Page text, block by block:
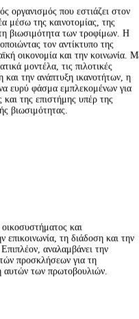
οργανισμός που εστιάζει στον
μέσω της καινοτομίας, της
βιωσιμότητα των τροφίμων. Η
τον αντίκτυπο της
οικονομία και την κοινωνία.
μοντέλα, τις πιλοτικές
και την ανάπτυξη ικανοτήτων, η
ευρύ φάσμα εμπλεκομένων για
και της επιστήμης υπέρ της
βιωσιμότητας.
και
επικοινωνία, τη διάδοση και την
αναλαμβάνει την
προσκλήσεων για τη
αυτών των πρωτοβουλιών.